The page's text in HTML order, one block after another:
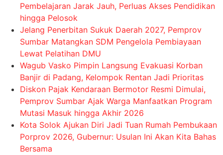
Pembelajaran Jarak Jauh, Perluas Akses Pendidikan
hingga Pelosok
Jelang Penerbitan Sukuk Daerah 2027, Pemprov
Sumbar Matangkan SDM Pengelola Pembiayaan
Lewat Pelatihan DMU
Wagub Vasko Pimpin Langsung Evakuasi Korban
Banjir di Padang, Kelompok Rentan Jadi Prioritas
Diskon Pajak Kendaraan Bermotor Resmi Dimulai,
Pemprov Sumbar Ajak Warga Manfaatkan Program
Mutasi Masuk hingga Akhir 2026
Kota Solok Ajukan Diri Jadi Tuan Rumah Pembukaan
Porprov 2026, Gubernur: Usulan Ini Akan Kita Bahas
Bersama